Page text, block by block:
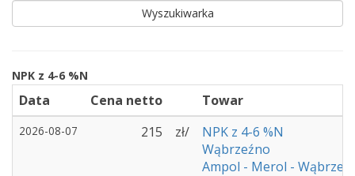
Wyszukiwarka
NPK z 4-6 %N
Data Cena netto Towar
2026-08-07 215 zł/
NPK z 4-6 %N
Wąbrzeźno
Ampol - Merol -